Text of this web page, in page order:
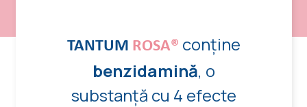
TANTUM ROSA® conține
benzidamină, o
substanță cu 4 efecte